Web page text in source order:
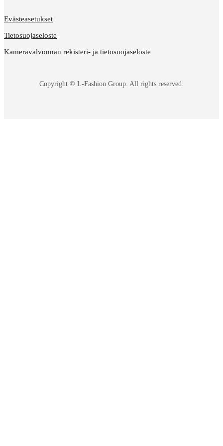
Copyright © L-Fashion Group. All rights reserved.
Evästeasetukset
Tietosuojaseloste
Kameravalvonnan rekisteri- ja tietosuojaseloste